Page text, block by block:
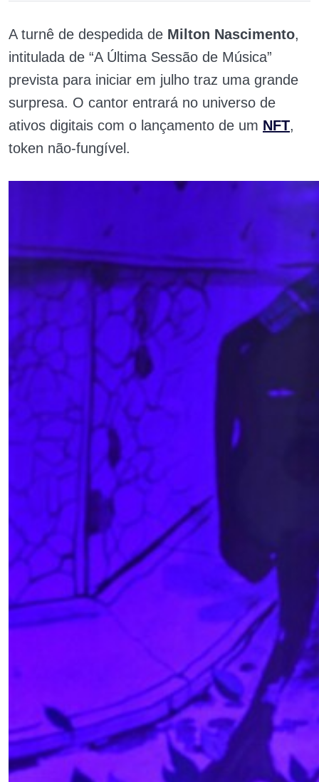
A turnê de despedida de Milton Nascimento,
intitulada de “A Última Sessão de Música”
prevista para iniciar em julho traz uma grande
surpresa. O cantor entrará no universo de
ativos digitais com o lançamento de um NFT,
token não-fungível.